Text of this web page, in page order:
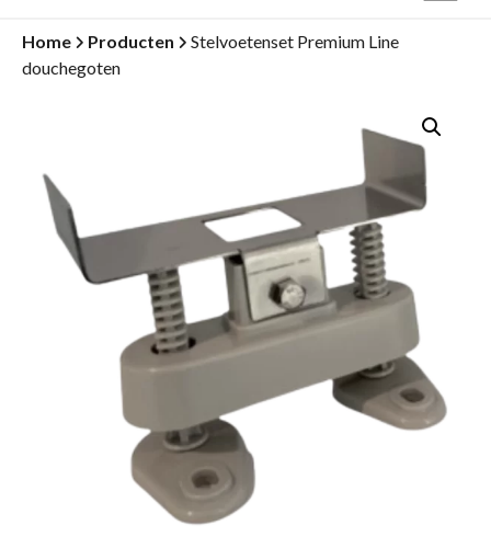
Home Producten
Stelvoetenset Premium Line
douchegoten